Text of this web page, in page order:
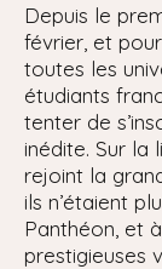
Depuis le
février, et
toutes les
étudiants
tenter de
inédite. Sur la
rejoint la
ils n’étaient
Panthéon, et
prestigieuses